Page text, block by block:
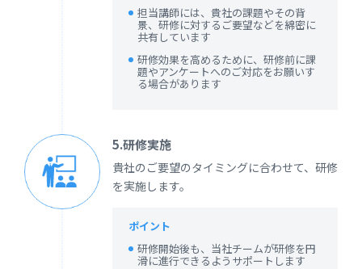
担当講師には、貴社の課題やその背
景、研修に対するご要望などを綿密に
共有しています
研修効果を高めるために、研修前に課
題やアンケートへのご対応をお願いす
る場合があります
5.研修実施
貴社のご要望のタイミングに合わせて、研修
を実施します。
ポイント
研修開始後も、当社チームが研修を円
滑に進行できるようサポートします